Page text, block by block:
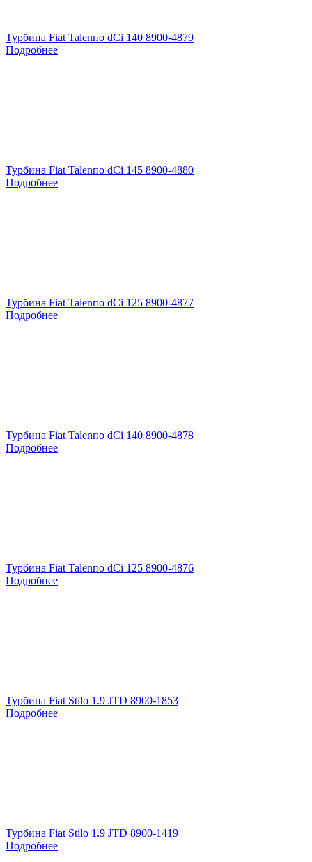
Турбина Fiat Talenпо dCi 140 8900-4879
Подробнее
Турбина Fiat Talenпо dCi 145 8900-4880
Подробнее
Турбина Fiat Talenпо dCi 125 8900-4877
Подробнее
Турбина Fiat Talenпо dCi 140 8900-4878
Подробнее
Турбина Fiat Talenпо dCi 125 8900-4876
Подробнее
Турбина Fiat Stilo 1.9 JTD 8900-1853
Подробнее
Турбина Fiat Stilo 1.9 JTD 8900-1419
Подробнее